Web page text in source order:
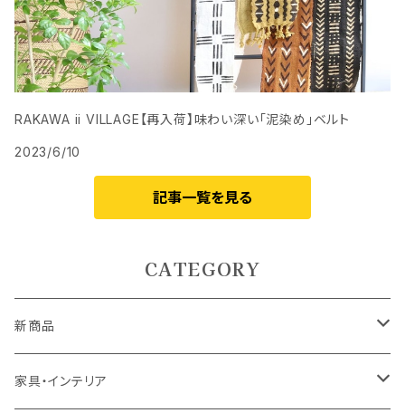
RAKAWA ii VILLAGE【再入荷】味わい深い「泥染め」ベルト
2023/6/10
記事一覧を見る
CATEGORY
新商品
5月9日UP
家具・インテリア